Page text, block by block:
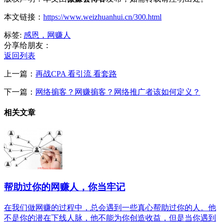
本文链接： https://www.weizhuanhui.cn/300.html
标签: 感恩，网赚人
分享给朋友：
返回列表
上一篇： 再战CPA 看引流 看套路
下一篇： 网络掮客？网赚掮客？网络推广者该如何定义？
相关文章
帮助过你的网赚人，你当牢记
在我们做网赚的过程中，总会遇到一些真心帮助过你的人。他
不是你的潜在下线人脉，他不能为你创造收益，但是当你遇到